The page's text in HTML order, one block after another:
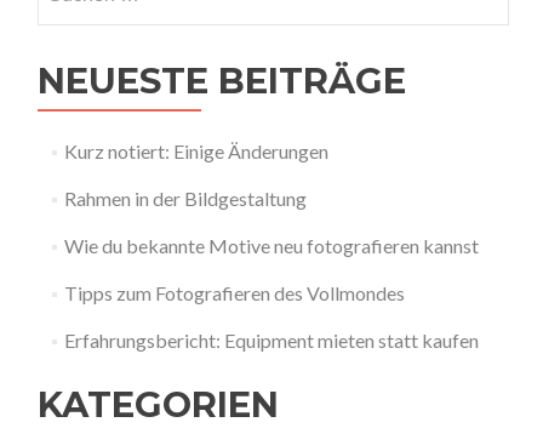
nach:
NEUESTE BEITRÄGE
Kurz notiert: Einige Änderungen
Rahmen in der Bildgestaltung
Wie du bekannte Motive neu fotografieren kannst
Tipps zum Fotografieren des Vollmondes
Erfahrungsbericht: Equipment mieten statt kaufen
KATEGORIEN